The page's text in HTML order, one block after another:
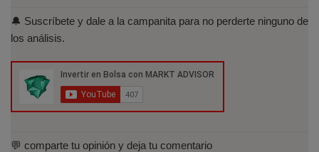
Licenciado en Informática por la Universidad
Politécnica de Madrid(UPM)
🔔 Suscríbete y dale a la campanita para no perderte ninguno de
los análisis.
💬 comparte tu opinión y deja tu comentario